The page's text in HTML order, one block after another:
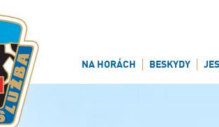
NA HORÁCH BESKYDY